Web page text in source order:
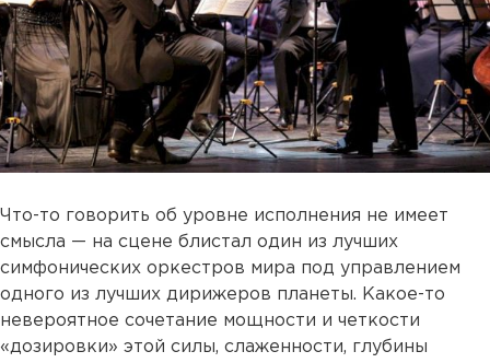
Что-то говорить об уровне исполнения не имеет
смысла — на сцене блистал один из лучших
симфонических оркестров мира под управлением
одного из лучших дирижеров планеты. Какое-то
невероятное сочетание мощности и четкости
«дозировки» этой силы, слаженности, глубины